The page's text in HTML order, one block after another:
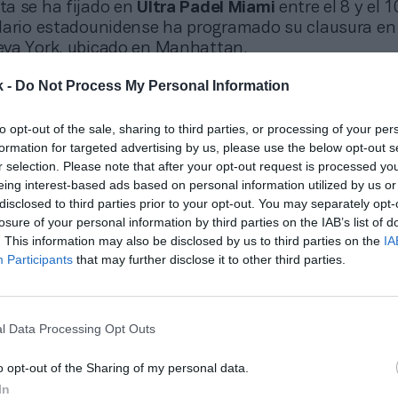
- Do Not Process My Personal Information
opt-out of the sale, sharing to third parties, or processing of your
for targeted advertising by us, please use the below opt-out
selection. Please note that after your opt-out request is processed
interest-based ads based on personal information utilized by us
to third parties prior to your opt-out. You may separately
of your personal information by third parties on the IAB’s list of
This information may also be disclosed by us to third parties on the
Participants that may further disclose it to other third parties.
Data Processing Opt Outs
opt-out of the Sharing of my personal data.
se ha fijado en Ultra Padel Miami entre el 8 y el
estadounidense ha programado su clausura en
York, ubicado en Manhattan.
une formación y experiencias VIP para llevar a amateurs a sentirse
la academia ha sumado aBabolatcomo
marca de equipamiento deportivo ha integrado sus
de bienvenida y premiará a los ganadores con
este movimiento responde al crecimiento del pádel
misión de la compañía es apoyar el desarrollo